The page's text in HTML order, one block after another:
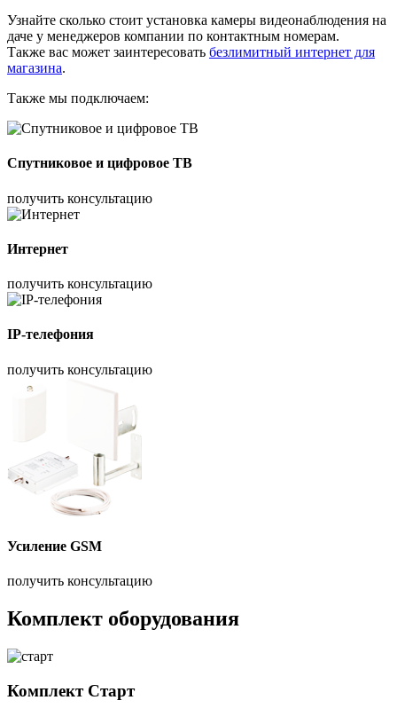
Узнайте сколько стоит установка камеры видеонаблюдения на
даче у менеджеров компании по контактным номерам.
Также вас может заинтересовать безлимитный интернет для
магазина.
Также мы подключаем:
Спутниковое и цифровое ТВ
получить консультацию
Интернет
получить консультацию
IP-телефония
получить консультацию
Усиление GSM
получить консультацию
Комплект оборудования
Комплект Старт